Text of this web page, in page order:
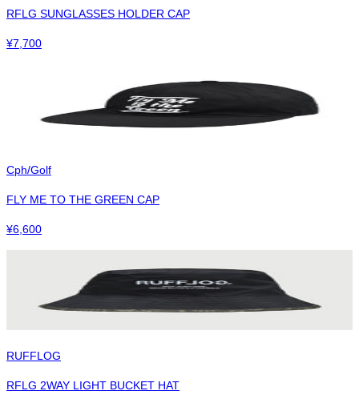
RFLG SUNGLASSES HOLDER CAP
¥7,700
Cph/Golf
FLY ME TO THE GREEN CAP
¥6,600
RUFFLOG
RFLG 2WAY LIGHT BUCKET HAT